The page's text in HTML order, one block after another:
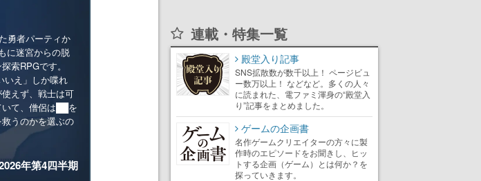
勇者パーティか
に迷宮からの脱
索RPGです。
いえ」しか喋れ
えず、戦士は可
て、僧侶は██を
うのかを選ぶの
年第4四半期
連載・特集一覧
殿堂入り記事
SNS拡散数が数千以上！ ページビュ
ー数万以上！ などなど。多くの人々
に読まれた、電ファミ渾身の“殿堂入
り”記事をまとめました。
ゲームの企画書
名作ゲームクリエイターの方々に製
作時のエピソードをお聞きし、ヒッ
トする企画（ゲーム）とは何か？を
探っていきます。